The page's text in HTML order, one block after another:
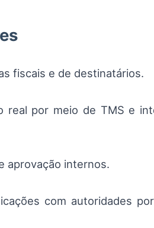
fiscais e de destinatários.
por meio de TMS e
aprovação internos.
com autoridades